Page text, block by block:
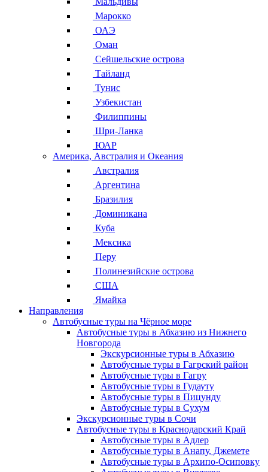
Марокко
ОАЭ
Оман
Сейшельские острова
Тайланд
Тунис
Узбекистан
Филиппины
Шри-Ланка
ЮАР
Америка, Австралия и Океания
Австралия
Аргентина
Бразилия
Доминикана
Куба
Мексика
Перу
Полинезийские острова
США
Ямайка
Направления
Автобусные туры на Чёрное море
Автобусные туры в Абхазию из Нижнего
Новгорода
Экскурсионные туры в Абхазию
Автобусные туры в Гагрский район
Автобусные туры в Гагру
Автобусные туры в Гудауту
Автобусные туры в Пицунду
Автобусные туры в Сухум
Экскурсионные туры в Сочи
Автобусные туры в Краснодарский Край
Автобусные туры в Адлер
Автобусные туры в Анапу, Джемете
Автобусные туры в Архипо-Осиповку